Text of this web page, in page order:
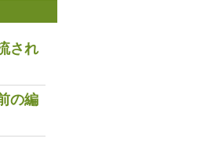
され
の編